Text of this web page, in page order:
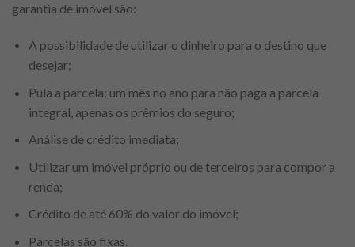
garantia de imóvel são:
A possibilidade de utilizar o dinheiro para o destino que
desejar;
Pula a parcela: um mês no ano para não paga a parcela
integral, apenas os prêmios do seguro;
Análise de crédito imediata;
Utilizar um imóvel próprio ou de terceiros para compor a
renda;
Crédito de até 60% do valor do imóvel;
Parcelas são fixas.